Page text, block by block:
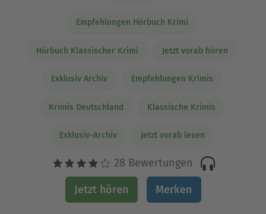
Empfehlungen Hörbuch Krimi
Hörbuch Klassischer Krimi Jetzt vorab hören
Exklusiv Archiv Empfehlungen Krimis
Krimis Deutschland Klassische Krimis
Exklusiv-Archiv Jetzt vorab lesen
28 Bewertungen
Jetzt hören Merken